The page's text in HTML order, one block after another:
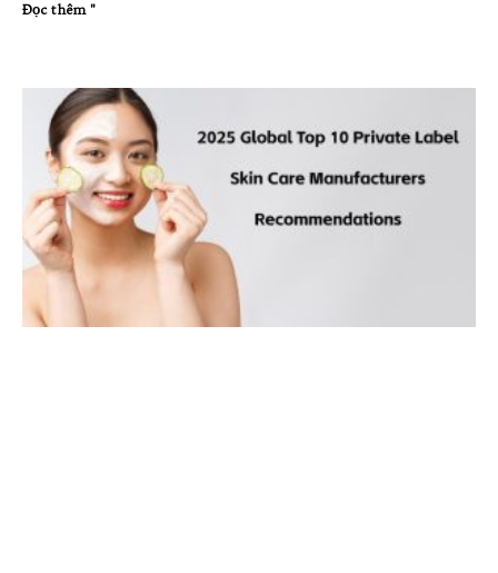
Đọc thêm "